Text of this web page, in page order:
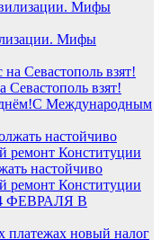
Мифы
взят!
С Международным
настойчиво
ремонт Конституции
ФЕВРАЛЯ В